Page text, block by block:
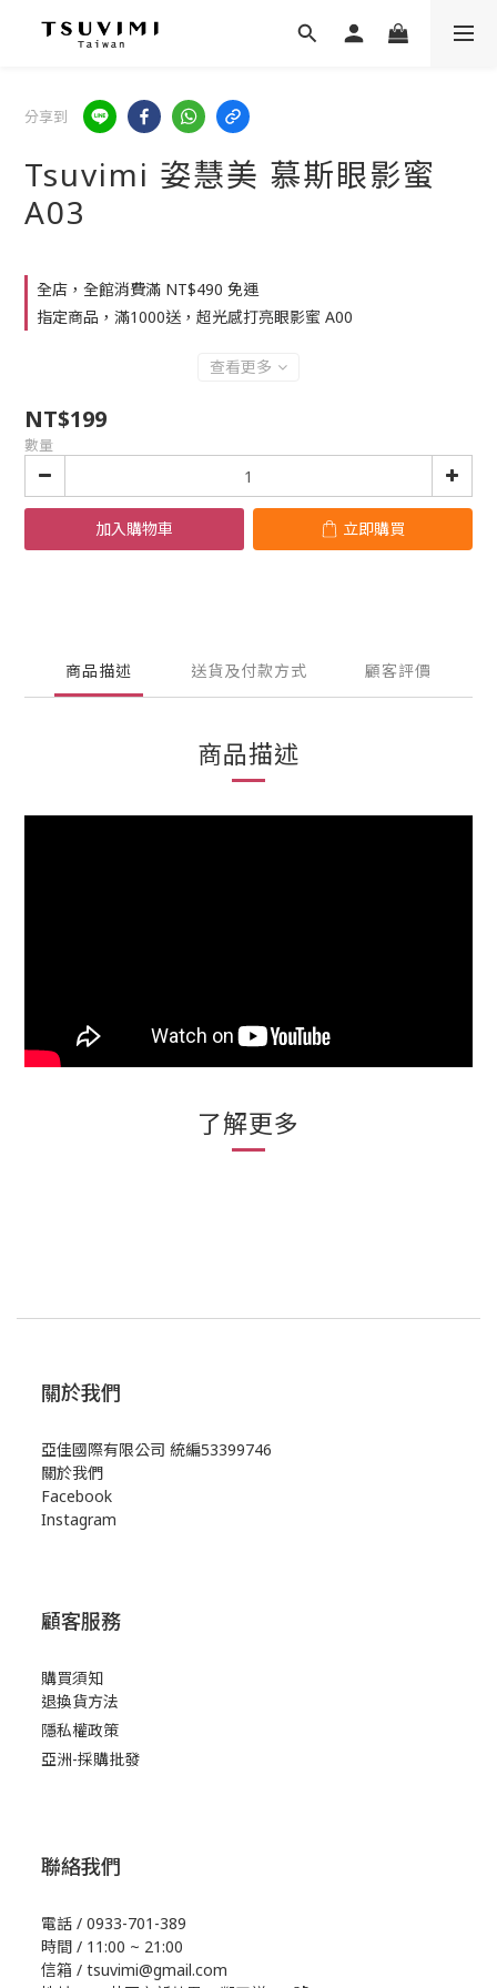
分享到
Tsuvimi 姿慧美 慕斯眼影蜜
A03
全店，全館消費滿 NT$490 免運
指定商品，滿1000送，超光感打亮眼影蜜 A00
查看更多
NT$199
數量
加入購物車 立即購買
商品描述 送貨及付款方式 顧客評價
商品描述
了解更多
關於我們
亞佳國際有限公司 統編53399746
關於我們
Facebook
Instagram
顧客服務
購買須知
退換貨方法
隱私權政策
亞洲-採購批發
聯絡我們
電話 / 0933-701-389
時間 / 11:00 ~ 21:00
信箱 / tsuvimi@gmail.com